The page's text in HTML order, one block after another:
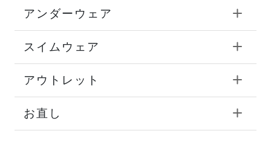
アンダーウェア
スイムウェア
アウトレット
お直し